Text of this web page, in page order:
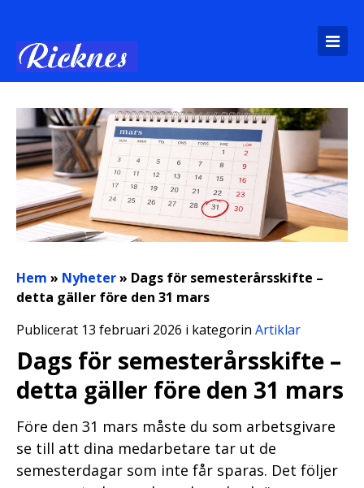
Hem » Nyheter» Dags för semesterårsskifte –
detta gäller före den 31 mars
Publicerat 13 februari 2026 i kategorin Artiklar
Dags för semesterårsskifte –
detta gäller före den 31 mars
Före den 31 mars måste du som arbetsgivare
se till att dina medarbetare tar ut de
semesterdagar som inte får sparas. Det följer